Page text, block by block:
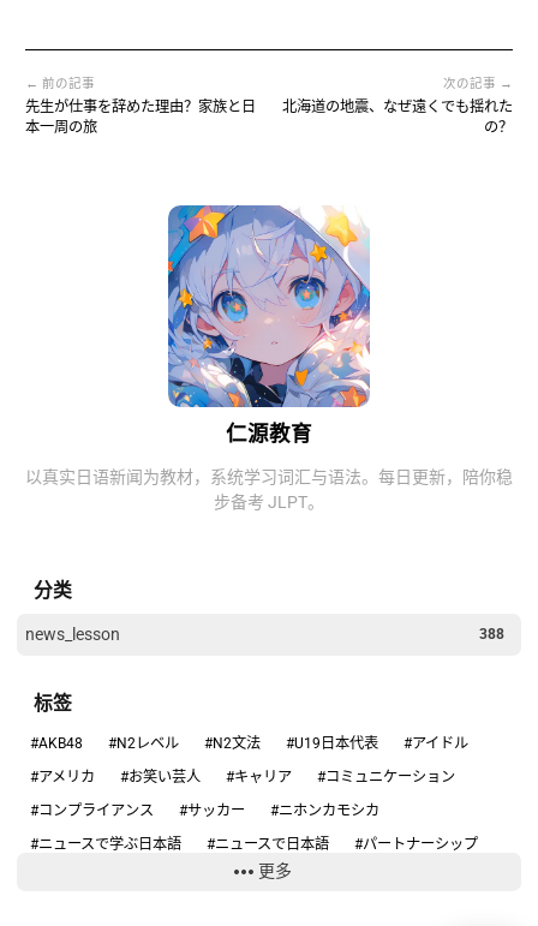
仁源教育
以真实日语新闻为教材，系统学习词汇与语法。每日更新，陪你稳
步备考 JLPT。
分类
news_lesson 388
标签
#AKB48 #N2レベル #N2文法 #U19日本代表
#アイドル
#アメリカ
#お笑い芸人 #キャリア
#コミュニケーション
#コンプライアンス
#サッカー
#ニホンカモシカ
#ニュースで学ぶ日本語
#ニュースで日本語
#パートナーシップ
#フィギュアスケート
更多
← 前の記事
先生が仕事を辞めた理由？家族と日
本一周の旅
次の記事 →
北海道の地震、なぜ遠くでも揺れた
の？